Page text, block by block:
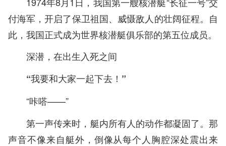
付海军，开启了保卫祖国、威慑敌人的壮阔征程。自
此，我国正式成为世界核潜艇俱乐部的第五位成员。
深潜，在出生入死之间
“我要和大家一起下去！”
“咔嗒——”
第一声传来时，艇内所有人的动作都凝固了。那
声音不像来自艇外，倒像从每个人胸腔深处震出来